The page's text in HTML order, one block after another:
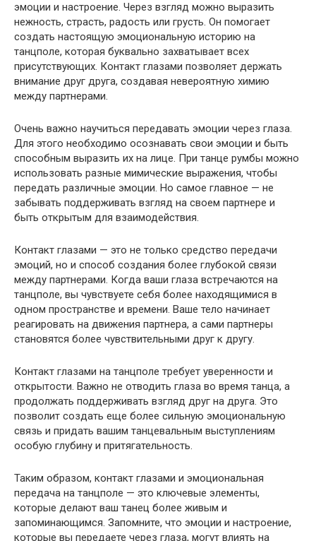
эмоции и настроение. Через взгляд можно выразить
нежность, страсть, радость или грусть. Он помогает
создать настоящую эмоциональную историю на
танцполе, которая буквально захватывает всех
присутствующих. Контакт глазами позволяет держать
внимание друг друга, создавая невероятную химию
между партнерами.
Очень важно научиться передавать эмоции через глаза.
Для этого необходимо осознавать свои эмоции и быть
способным выразить их на лице. При танце румбы можно
использовать разные мимические выражения, чтобы
передать различные эмоции. Но самое главное — не
забывать поддерживать взгляд на своем партнере и
быть открытым для взаимодействия.
Контакт глазами — это не только средство передачи
эмоций, но и способ создания более глубокой связи
между партнерами. Когда ваши глаза встречаются на
танцполе, вы чувствуете себя более находящимися в
одном пространстве и времени. Ваше тело начинает
реагировать на движения партнера, а сами партнеры
становятся более чувствительными друг к другу.
Контакт глазами на танцполе требует уверенности и
открытости. Важно не отводить глаза во время танца, а
продолжать поддерживать взгляд друг на друга. Это
позволит создать еще более сильную эмоциональную
связь и придать вашим танцевальным выступлениям
особую глубину и притягательность.
Таким образом, контакт глазами и эмоциональная
передача на танцполе — это ключевые элементы,
которые делают ваш танец более живым и
запоминающимся. Запомните, что эмоции и настроение,
которые вы передаете через глаза, могут влиять на